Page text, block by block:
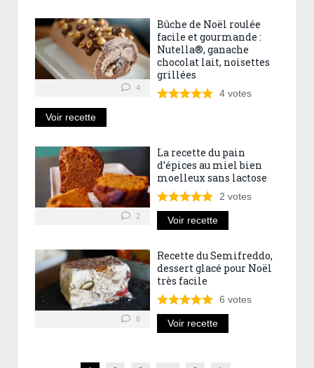
4
Bûche de Noël roulée
facile et gourmande :
Nutella®, ganache
chocolat lait, noisettes
grillées
4 votes
Voir recette
2
La recette du pain
d’épices au miel bien
moelleux sans lactose
2 votes
Voir recette
6
Recette du Semifreddo,
dessert glacé pour Noël
très facile
6 votes
Voir recette